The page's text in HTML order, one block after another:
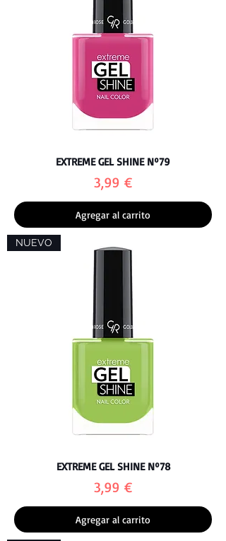
EXTREME GEL SHINE Nº79
Precio
3,99 €
Agregar al carrito
NUEVO
EXTREME GEL SHINE Nº78
Precio
3,99 €
Agregar al carrito